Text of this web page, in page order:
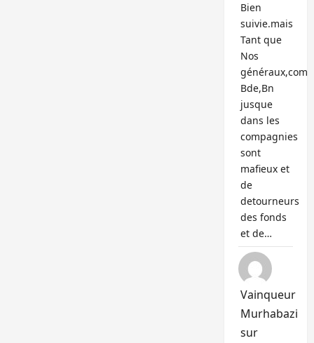
Bien
suivie.mais
Tant que
Nos
généraux,com
Bde,Bn
jusque
dans les
compagnies
sont
mafieux et
de
detourneurs
des fonds
et de…
Vainqueur
Murhabazi
sur